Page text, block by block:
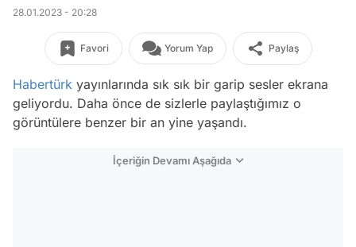
28.01.2023 - 20:28
Favori Yorum Yap Paylaş
Habertürk yayınlarında sık sık bir garip sesler ekrana
geliyordu. Daha önce de sizlerle paylaştığımız o
görüntülere benzer bir an yine yaşandı.
İçeriğin Devamı Aşağıda